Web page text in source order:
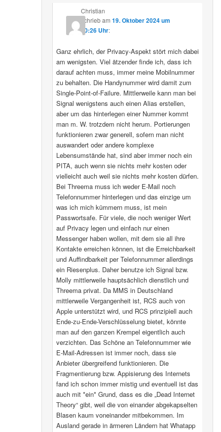
Christian
schriebam 19. Oktober 2024 um
10:26 Uhr:
Ganz ehrlich, der Privacy-Aspekt stört mich dabei
am wenigsten. Viel ätzender finde ich, dass ich
darauf achten muss, immer meine Mobilnummer
zu behalten. Die Handynummer wird damit zum
Single-Point-of-Failure. Mittlerweile kann man bei
Signal wenigstens auch einen Alias erstellen,
aber um das hinterlegen einer Nummer kommt
man m. W. trotzdem nicht herum. Portierungen
funktionieren zwar generell, sofern man nicht
auswandert oder andere komplexe
Lebensumstände hat, sind aber immer noch ein
PITA, auch wenn sie nichts mehr kosten oder
vielleicht auch weil sie nichts mehr kosten dürfen.
Bei Threema muss ich weder E-Mail noch
Telefonnummer hinterlegen und das einzige um
was ich mich kümmern muss, ist mein
Passwortsafe. Für viele, die noch weniger Wert
auf Privacy legen und einfach nur einen
Messenger haben wollen, mit dem sie all ihre
Kontakte erreichen können, ist die Erreichbarkeit
und Auffindbarkeit per Telefonnummer allerdings
ein Riesenplus. Daher benutze ich Signal bzw.
Molly mittlerweile hauptsächlich dienstlich und
Threema privat. Da MMS in Deutschland
mittlerweile Vergangenheit ist, RCS auch von
Apple unterstützt wird, und RCS prinzipiell auch
Ende-zu-Ende-Verschlüsselung bietet, könnte
man auf den ganzen Krempel eigentlich auch
verzichten. Das Schöne an Telefonnummer wie
E-Mail-Adressen ist immer noch, dass sie
Anbieter übergreifend funktionieren. Die
Fragmentierung bzw. Appisierung des Internets
fand ich schon immer mistig und eventuell ist das
auch mit *ein* Grund, dass es die „Dead Internet
Theory“ gibt, weil die von einander abgekapselten
Blasen kaum voneinander mitbekommen. Im
Ausland gerade in ärmeren Ländern hat Whatapp